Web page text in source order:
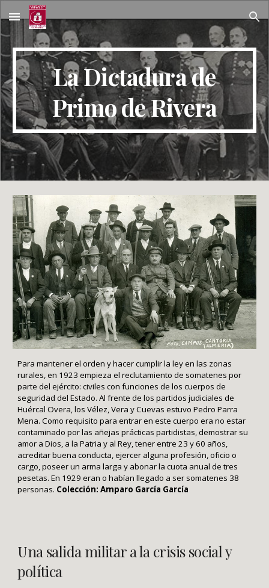
Skip to main content Skip to navigation
La Dictadura de
Primo de Rivera
Para mantener el orden y hacer cumplir la ley en las zonas
rurales, en 1923 empieza el reclutamiento de somatenes por
parte del ejército: civiles con funciones de los cuerpos de
seguridad del Estado. Al frente de los partidos judiciales de
Huércal Overa, los Vélez, Vera y Cuevas estuvo Pedro Parra
Mena. Como requisito para entrar en este cuerpo era no estar
contaminado por las añejas prácticas partidistas, demostrar su
amor a Dios, a la Patria y al Rey, tener entre 23 y 60 años,
acreditar buena conducta, ejercer alguna profesión, oficio o
cargo, poseer un arma larga y abonar la cuota anual de tres
pesetas. En 1929 eran o habían llegado a ser somatenes 38
personas. Colección: Amparo García García
Una salida militar a la crisis social y
política